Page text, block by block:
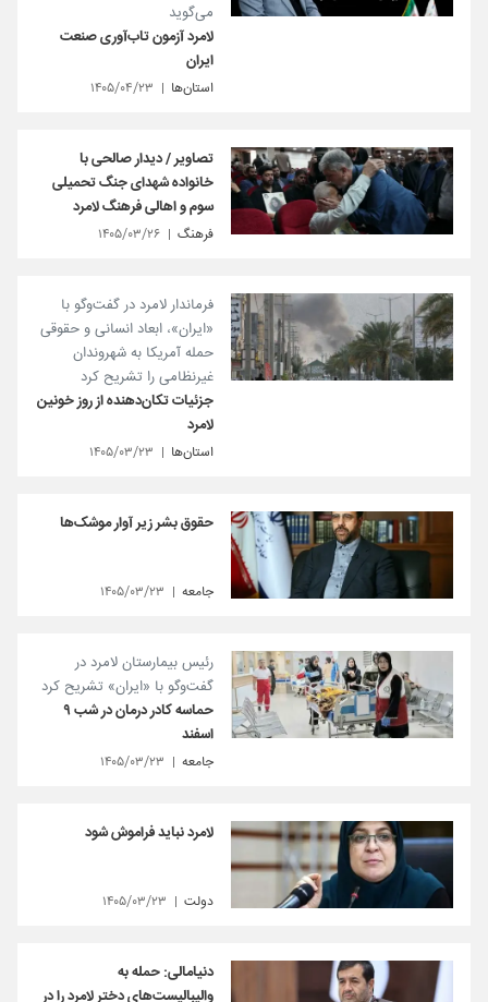
می‌گوید
لامرد آزمون تاب‌آوری صنعت
ایران
استان‌ها ۱۴۰۵/۰۴/۲۳
تصاویر / دیدار صالحی با
خانواده شهدای جنگ تحمیلی
سوم و اهالی فرهنگ لامرد
فرهنگ ۱۴۰۵/۰۳/۲۶
فرماندار لامرد در گفت‌و‌گو با
«ایران»، ابعاد انسانی و حقوقی
حمله آمریکا به شهروندان
غیرنظامی را تشریح کرد
جزئیات تکان‌دهنده از روز خونین
لامرد
استان‌ها ۱۴۰۵/۰۳/۲۳
حقوق بشر زیر آوار موشک‌ها
جامعه ۱۴۰۵/۰۳/۲۳
رئیس بیمارستان لامرد در
گفت‌و‌گو با «ایران» تشریح کرد
حماسه کادر درمان در شب ۹
اسفند
جامعه ۱۴۰۵/۰۳/۲۳
لامرد نباید فراموش شود
دولت ۱۴۰۵/۰۳/۲۳
دنیامالی: حمله به
والیبالیست‌های دختر لامرد را در